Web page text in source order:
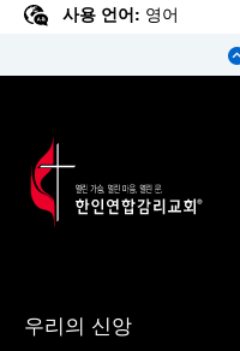
사용 언어: 영어
우리의 신앙